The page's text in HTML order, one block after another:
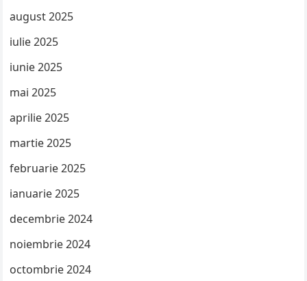
august 2025
iulie 2025
iunie 2025
mai 2025
aprilie 2025
martie 2025
februarie 2025
ianuarie 2025
decembrie 2024
noiembrie 2024
octombrie 2024